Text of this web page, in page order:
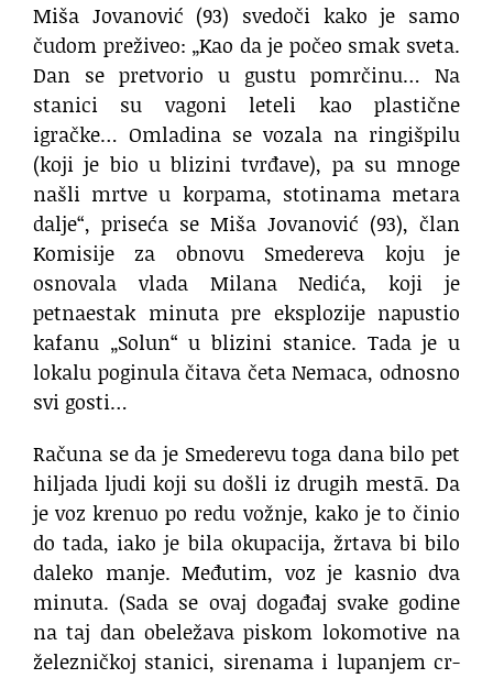
Miša Jovanović (93) svedoči kako je samo
čudom preživeo: „Kao da je počeo smak sveta.
Dan se pretvorio u gustu pomrčinu… Na
stanici su vagoni leteli kao plastične
igračke… Omladina se vozala na ringišpilu
(koji je bio u blizini tvrđave), pa su mnoge
našli mrtve u korpama, stotinama metara
dalje“, priseća se Miša Jovanović (93), član
Komisije za obnovu Smedereva koju je
osnovala vlada Milana Nedića, koji je
petnaestak minuta pre eksplozije napustio
kafanu „Solun“ u blizini stanice. Tada je u
lokalu poginula čitava četa Nemaca, odnosno
svi gosti…
Računa se da je Smederevu toga dana bilo pet
hiljada ljudi koji su došli iz drugih mestā. Da
je voz krenuo po redu vožnje, kako je to činio
do tada, iako je bila okupacija, žrtava bi bilo
daleko manje. Međutim, voz je kasnio dva
minuta. (Sada se ovaj događaj svake godine
na taj dan obeležava pi­skom lo­ko­mo­ti­ve na
že­le­znič­koj sta­ni­ci, sirenama i lu­pa­njem cr­